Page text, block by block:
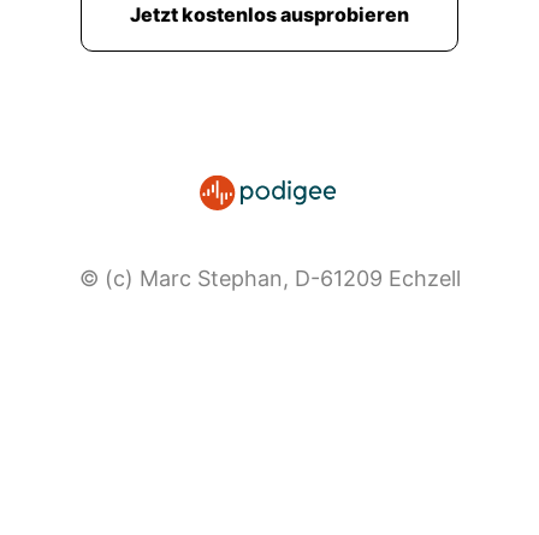
Jetzt kostenlos ausprobieren
© (c) Marc Stephan, D-61209 Echzell